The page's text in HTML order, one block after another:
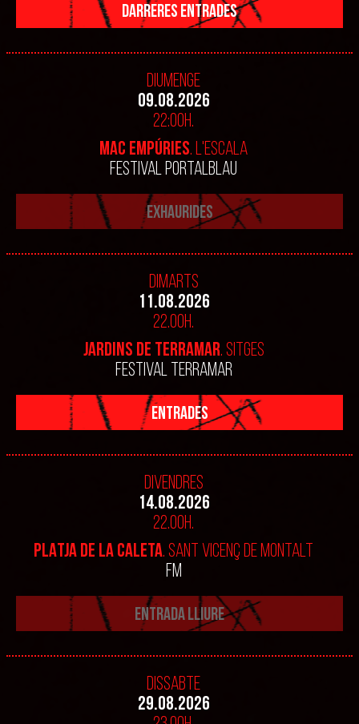
DARRERES ENTRADES
Diumenge
09.08.2026
22:00h.
MAC EMPÚRIES. L'ESCALA
FESTIVAL PORTALBLAU
EXHAURIDES
Dimarts
11.08.2026
22.00h.
Jardins de Terramar. SITGES
FESTIVAL TERRAMAR
ENTRADES
Divendres
14.08.2026
22.00h.
PLATJA DE LA CALETA. SANT VICENÇ DE MONTALT
FM
ENTRADA LLIURE
Dissabte
29.08.2026